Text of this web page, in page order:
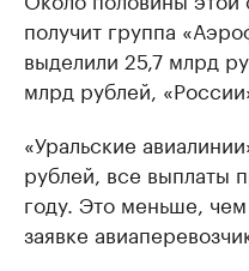
получит группа
выделили 25,7 млрд
млрд рублей,
«Уральские
рублей, все выплаты
году. Это меньше,
заявке